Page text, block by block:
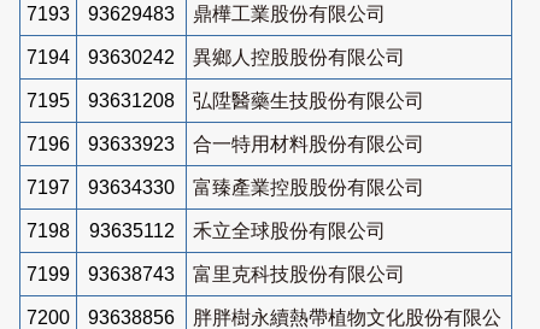
7193 93629483 鼎樺工業股份有限公司
7194 93630242 異鄉人控股股份有限公司
7195 93631208 弘陞醫藥生技股份有限公司
7196 93633923 合一特用材料股份有限公司
7197 93634330 富臻產業控股股份有限公司
7198 93635112 禾立全球股份有限公司
7199 93638743 富里克科技股份有限公司
7200 93638856
胖胖樹永續熱帶植物文化股份有限公